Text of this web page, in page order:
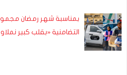
التضامنية «بقلب كبير نملاو LANDTREK الخير»